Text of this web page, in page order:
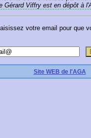
Gérard Viffry est en dépôt à
votre email pour que
Site WEB de l'AGA